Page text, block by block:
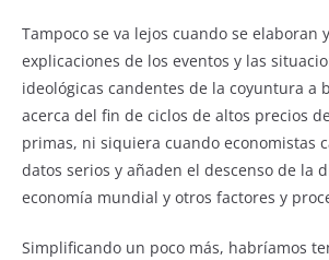
Tampoco se va lejos cuando se elaboran
explicaciones de los eventos y las
ideológicas candentes de la coyuntura a
acerca del fin de ciclos de altos precios
primas, ni siquiera cuando economistas
datos serios y añaden el descenso de la
economía mundial y otros factores y
Simplificando un poco más, habríamos